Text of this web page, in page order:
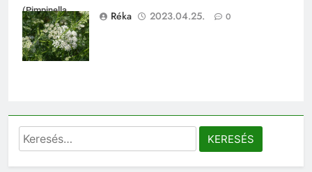
(Pimpinella
anisum)
Réka
2023.04.25. 0
Keresés: